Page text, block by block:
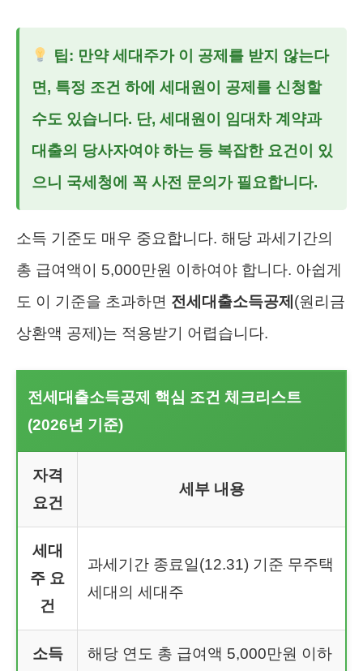
팁: 만약 세대주가 이 공제를 받지 않는다
면, 특정 조건 하에 세대원이 공제를 신청할
수도 있습니다. 단, 세대원이 임대차 계약과
대출의 당사자여야 하는 등 복잡한 요건이 있
으니 국세청에 꼭 사전 문의가 필요합니다.
소득 기준도 매우 중요합니다. 해당 과세기간의
총 급여액이 5,000만원 이하여야 합니다. 아쉽게
도 이 기준을 초과하면 전세대출소득공제 (원리금
상환액 공제)는 적용받기 어렵습니다.
전세대출소득공제 핵심 조건 체크리스트
(2026년 기준)
자격
요건
세부 내용
세대
주 요
건
과세기간 종료일(12.31) 기준 무주택
세대의 세대주
소득
해당 연도 총 급여액 5,000만원 이하